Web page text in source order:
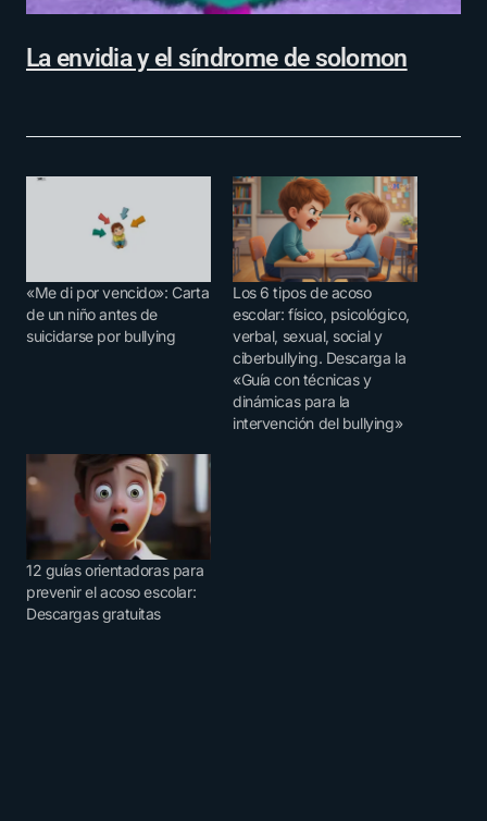
La envidia y el síndrome de solomon
«Me di por vencido»: Carta
de un niño antes de
suicidarse por bullying
Los 6 tipos de acoso
escolar: físico, psicológico,
verbal, sexual, social y
ciberbullying. Descarga la
«Guía con técnicas y
dinámicas para la
intervención del bullying»
12 guías orientadoras para
prevenir el acoso escolar:
Descargas gratuitas